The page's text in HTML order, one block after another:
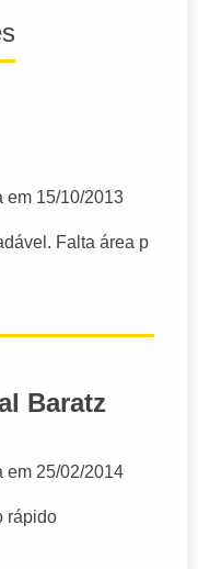
em 15/10/2013
Falta área p
Baratz
em 25/02/2014
rápido